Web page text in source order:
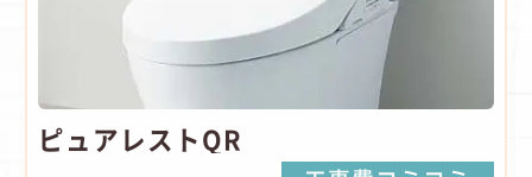
ピュアレストQR